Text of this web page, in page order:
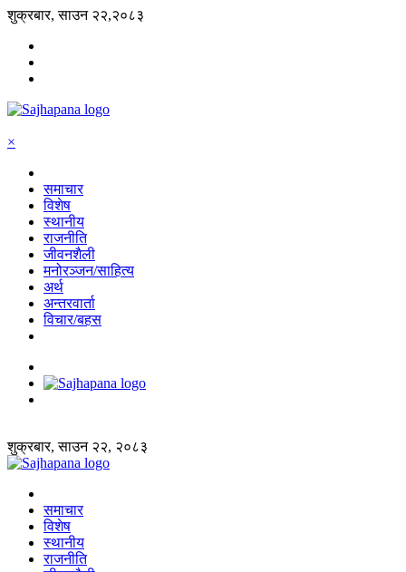
शुक्रबार, साउन २२,२०८३
×
समाचार
विशेष
स्थानीय
राजनीति
जीवनशैली
मनोरञ्जन/साहित्य
अर्थ
अन्तरवार्ता
विचार/बहस
शुक्रबार, साउन २२, २०८३
समाचार
विशेष
स्थानीय
राजनीति